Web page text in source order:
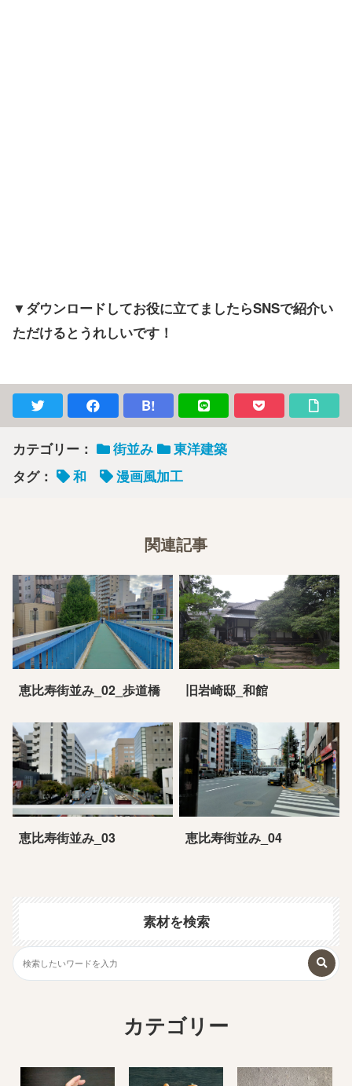
▼ダウンロードしてお役に立てましたらSNSで紹介い
ただけるとうれしいです！
B!
カテゴリー： 街並み
東洋建築
タグ：
和 漫画風加工
関連記事
恵比寿街並み_02_歩道橋 旧岩崎邸_和館
恵比寿街並み_03 恵比寿街並み_04
素材を検索
カテゴリー